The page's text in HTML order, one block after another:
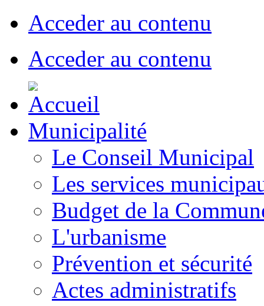
Acceder au contenu
Acceder au contenu
Municipalité
Le Conseil Municipal
Les services
Budget de la
L'urbanisme
Prévention et sécurité
Actes administratifs